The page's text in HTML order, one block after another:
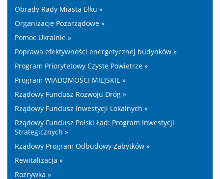
Obrady Rady Miasta Ełku »
Organizacje Pozarządowe »
Pomoc Ukrainie »
Poprawa efektywności energetycznej budynków »
Program Priorytetowy Czyste Powietrze »
Program WIADOMOŚCI MIEJSKIE »
Rządowy Fundusz Rozwoju Dróg »
Rządowy Fundusz Inwestycji Lokalnych »
Rządowy Fundusz Polski Ład: Program Inwestycji
Strategicznych »
Rządowy Program Odbudowy Zabytków »
Rewitalizacja »
Rozrywka »